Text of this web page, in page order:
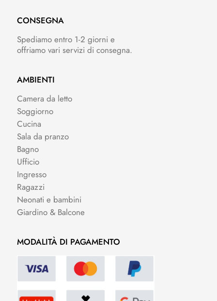
CONSEGNA
Spediamo entro 1-2 giorni e
offriamo vari servizi di consegna.
AMBIENTI
Camera da letto
Soggiorno
Cucina
Sala da pranzo
Bagno
Ufficio
Ingresso
Ragazzi
Neonati e bambini
Giardino & Balcone
MODALITÀ DI PAGAMENTO